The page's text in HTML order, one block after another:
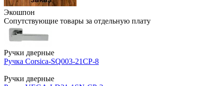
Экошпон
Сопутствующие товары за отдельную плату
Ручки дверные
Ручка Corsica-SQ003-21СР-8
Ручки дверные